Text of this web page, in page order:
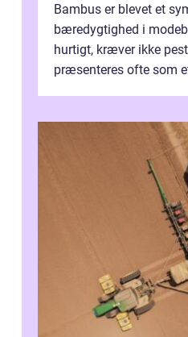
Bambus er blevet et
bæredygtighed i
hurtigt, kræver ikke
præsenteres ofte som